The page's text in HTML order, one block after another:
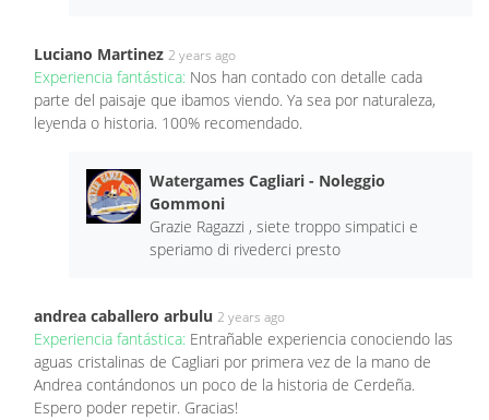
Luciano Martinez 2 years ago
Experiencia fantástica: Nos han contado con detalle cada
parte del paisaje que ibamos viendo. Ya sea por naturaleza,
leyenda o historia. 100% recomendado.
Watergames Cagliari - Noleggio
Gommoni
Grazie Ragazzi , siete troppo simpatici e
speriamo di rivederci presto
andrea caballero arbulu 2 years ago
Experiencia fantástica: Entrañable experiencia conociendo las
aguas cristalinas de Cagliari por primera vez de la mano de
Andrea contándonos un poco de la historia de Cerdeña.
Espero poder repetir. Gracias!